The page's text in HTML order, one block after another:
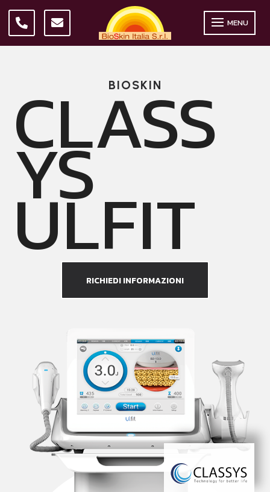
MENU
BIOSKIN
CLASS
YS
ULFIT
RICHIEDI INFORMAZIONI